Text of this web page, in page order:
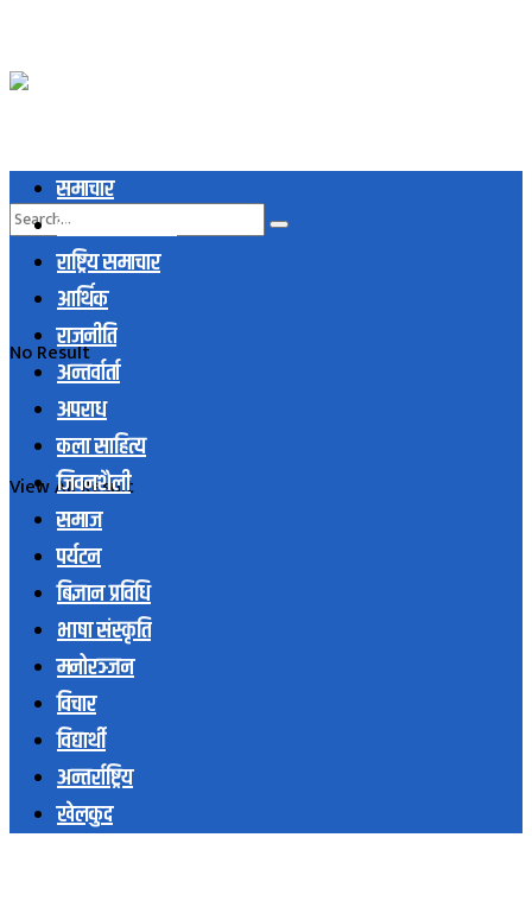
No Result
View All Result
समाचार
स्थानिय समाचार
राष्ट्रिय समाचार
आर्थिक
राजनीति
अन्तर्वार्ता
अपराध
कला साहित्य
जिवनशैली
समाज
पर्यटन
बिज्ञान प्रविधि
भाषा संस्कृति
मनोरञ्जन
विचार
विद्यार्थी
अन्तर्राष्ट्रिय
खेलकुद